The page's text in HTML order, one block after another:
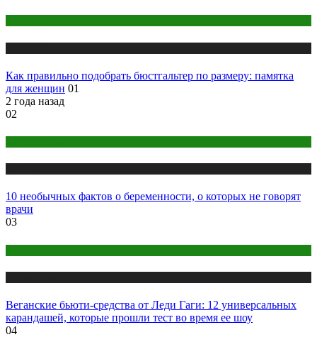
Как правильно подобрать бюстгальтер по размеру: памятка
для женщин 01
2 года назад
02
10 необычных фактов о беременности, о которых не говорят
врачи
03
Веганские бьюти-средства от Леди Гаги: 12 универсальных
карандашей, которые прошли тест во время ее шоу
04